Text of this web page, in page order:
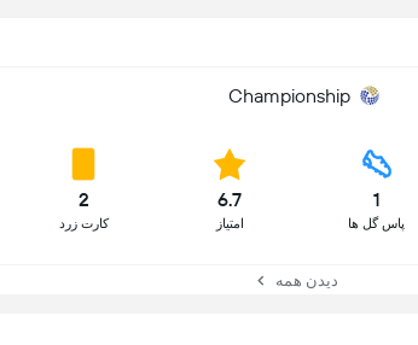
Championship
1
پاس گل ها
6.7
امتیاز
2
کارت زرد
دیدن همه